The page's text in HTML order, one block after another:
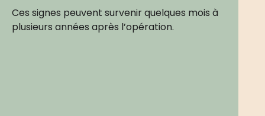
Ces signes peuvent survenir quelques mois à
plusieurs années après l’opération.